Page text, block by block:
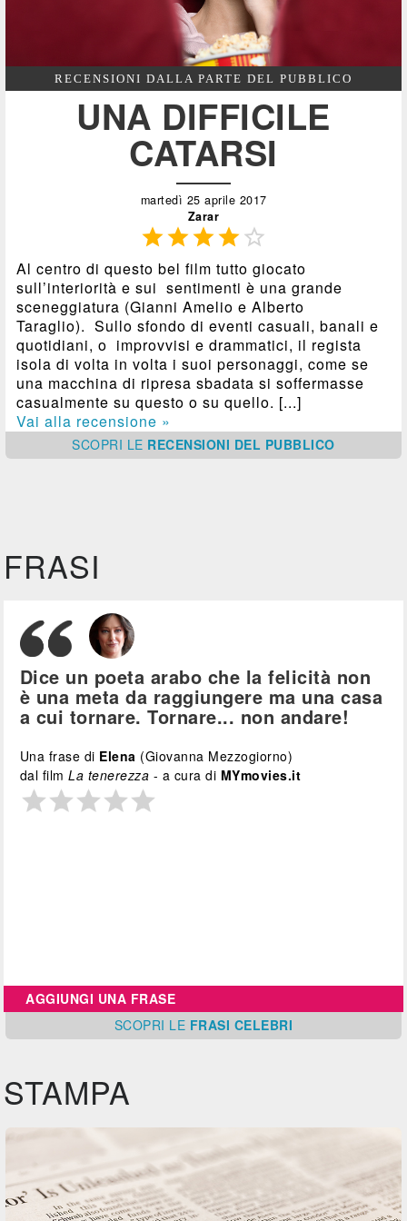
RECENSIONI DALLA PARTE DEL PUBBLICO
UNA DIFFICILE
CATARSI
martedì 25 aprile 2017
Zarar

Al centro di questo bel film tutto giocato
sull’interiorità e sui sentimenti è una grande
sceneggiatura (Gianni Amelio e Alberto
Taraglio). Sullo sfondo di eventi casuali, banali e
quotidiani, o improvvisi e drammatici, il regista
isola di volta in volta i suoi personaggi, come se
una macchina di ripresa sbadata si soffermasse
casualmente su questo o su quello. [...]
Vai alla recensione »
SCOPRI LE RECENSIONI DEL PUBBLICO
FRASI
Dice un poeta arabo che la felicità non
è una meta da raggiungere ma una casa
a cui tornare. Tornare... non andare!
Una frase di Elena (Giovanna Mezzogiorno)
dal filmLa tenerezza - a cura di MYmovies.it
AGGIUNGI UNA FRASE
SCOPRI LE FRASI CELEBRI
STAMPA